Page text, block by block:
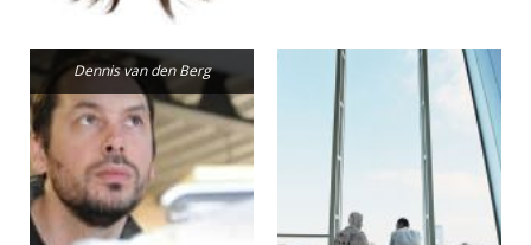
Dennis van den Berg